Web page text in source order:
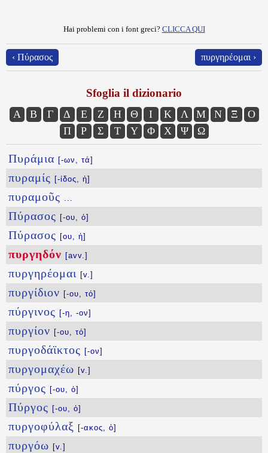
Hai problemi con i font greci? CLICCA QUI
‹ Πύρασος πυργηρέομαι ›
Sfoglia il dizionario
Α Β Γ Δ Ε Ζ Η Θ Ι Κ Λ Μ Ν Ξ
Ο
Π
Ρ Σ Τ Υ Φ Χ Ψ Ω
Πυράμια [-ων, τά]
πυραμίς [-ίδος, ἡ]
πυραμοῦς ...
Πύρασος [-ου, ὁ]
Πύρασος [ου, ἡ]
πυργηδόν [avv.]
πυργηρέομαι [v.]
πυργίδιον [-ου, τό]
πύργινος [-η, -ον]
πυργίον [-ου, τό]
πυργοδάϊκτος [-ον]
πυργομαχέω [v.]
πύργος [-ου, ὁ]
Πύργος [-ου, ὁ]
πυργοφύλαξ [-ακος, ὁ]
πυργόω [v.]